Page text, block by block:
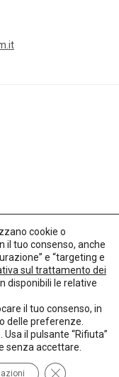
cookie o
il tuo consenso, anche
e “targeting e
sul trattamento dei
disponibili le relative
il tuo consenso, in
delle preferenze.
il pulsante “Rifiuta”
senza accettare.
Close GDPR